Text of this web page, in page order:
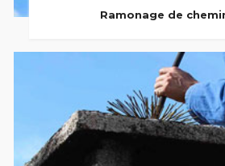
Ramonage de